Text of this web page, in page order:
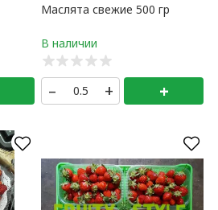
Маслята свежие 500 гр
– + +